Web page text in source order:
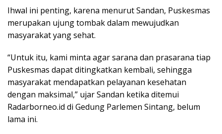
Ihwal ini penting, karena menurut Sandan, Puskesmas
merupakan ujung tombak dalam mewujudkan
masyarakat yang sehat.
“Untuk itu, kami minta agar sarana dan prasarana tiap
Puskesmas dapat ditingkatkan kembali, sehingga
masyarakat mendapatkan pelayanan kesehatan
dengan maksimal,” ujar Sandan ketika ditemui
Radarborneo.id di Gedung Parlemen Sintang, belum
lama ini.